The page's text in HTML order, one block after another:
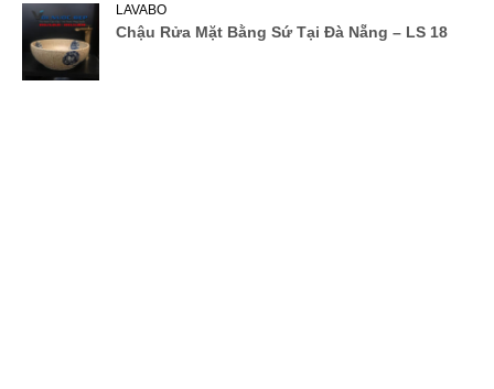
LAVABO
Chậu Rửa Mặt Bằng Sứ Tại Đà Nẵng – LS 18